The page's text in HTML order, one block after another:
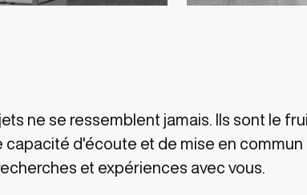
ne se ressemblent jamais. Ils sont le
capacité d'écoute et de mise en commun
et expériences avec vous.